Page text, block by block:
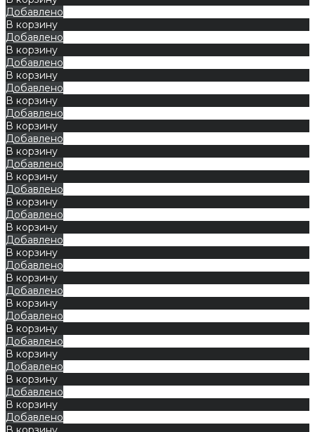
Добавлено
В корзину
Добавлено
В корзину
Добавлено
В корзину
Добавлено
В корзину
Добавлено
В корзину
Добавлено
В корзину
Добавлено
В корзину
Добавлено
В корзину
Добавлено
В корзину
Добавлено
В корзину
Добавлено
В корзину
Добавлено
В корзину
Добавлено
В корзину
Добавлено
В корзину
Добавлено
В корзину
Добавлено
В корзину
Добавлено